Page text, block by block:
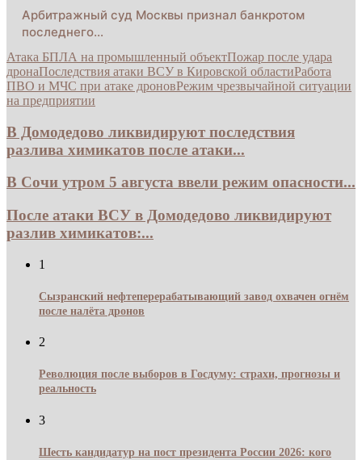
Арбитражный суд Москвы признал банкротом
последнего…
Атака БПЛА на промышленный объектПожар после удара
дронаПоследствия атаки ВСУ в Кировской областиРабота
ПВО и МЧС при атаке дроновРежим чрезвычайной ситуации
на предприятии
В Домодедово ликвидируют последствия
разлива химикатов после атаки...
В Сочи утром 5 августа ввели режим опасности...
После атаки ВСУ в Домодедово ликвидируют
разлив химикатов:...
1
Сызранский нефтеперерабатывающий завод охвачен огнём
после налёта дронов
2
Революция после выборов в Госдуму: страхи, прогнозы и
реальность
3
Шесть кандидатур на пост президента России 2026: кого